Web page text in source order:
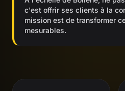
c'est offrir ses clients à la
mission est de transformer
mesurables.